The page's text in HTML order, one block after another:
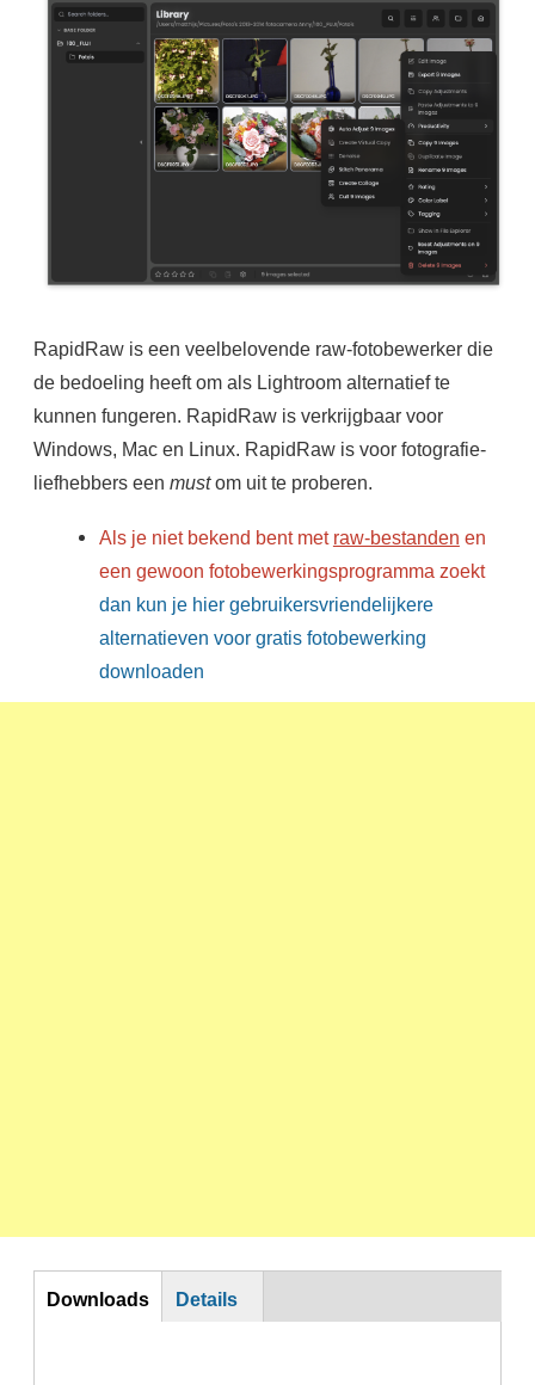
RapidRaw is een veelbelovende raw-fotobewerker die
de bedoeling heeft om als Lightroom alternatief te
kunnen fungeren. RapidRaw is verkrijgbaar voor
Windows, Mac en Linux. RapidRaw is voor fotografie-
liefhebbers een mustom uit te proberen.
Als je niet bekend bent met raw-bestanden en
een gewoon fotobewerkingsprogramma zoekt
dan kun je hier gebruikersvriendelijkere
alternatieven voor gratis fotobewerking
downloaden
Horizontal Tabs
Downloads Details